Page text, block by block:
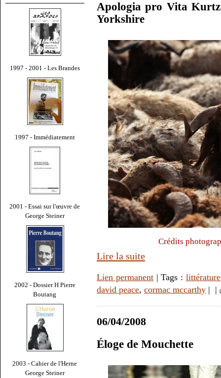
1997 - 2001 - Les Brandes
1997 - Immédiatement
2001 - Essai sur l'œuvre de
George Steiner
2002 - Dossier H Pierre
Boutang
2003 - Cahier de l'Herne
George Steiner
Apologia pro Vita
Yorkshire
Crédits
Lire la suite
Lien permanent| Tags : littérature
david peace, cormac mccarthy | |
06/04/2008
Éloge de Mouchette